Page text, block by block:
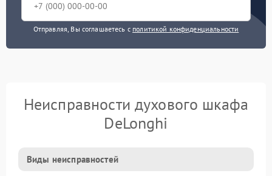
Отправляя, Вы соглашаетесь с политикой конфиденциальности
Неисправности духового шкафа
DeLonghi
Виды неисправностей